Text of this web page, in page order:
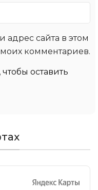
адрес сайта в этом
комментариев.
оставить